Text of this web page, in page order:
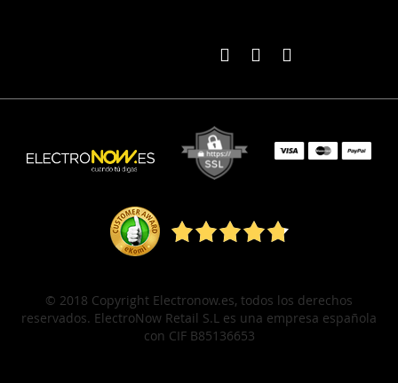
© 2018 Copyright Electronow.es, todos los derechos
reservados. ElectroNow Retail S.L es una empresa española
con CIF B85136653